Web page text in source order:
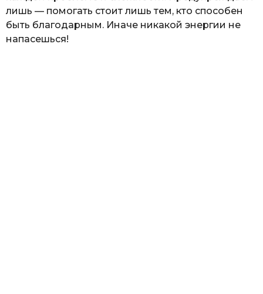
лишь — помогать стоит лишь тем, кто способен
быть благодарным. Иначе никакой энергии не
напасешься!